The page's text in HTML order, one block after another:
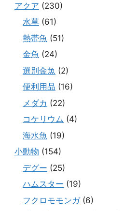
アクア (230)
水草 (61)
熱帯魚 (51)
金魚 (24)
選別金魚 (2)
便利用品 (16)
メダカ (22)
コケリウム (4)
海水魚 (19)
小動物 (154)
デグー (25)
ハムスター (19)
フクロモモンガ(6)